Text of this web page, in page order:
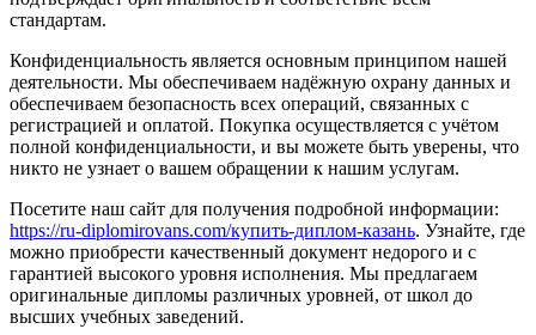
стандартам.
Конфиденциальность является основным принципом нашей
деятельности. Мы обеспечиваем надёжную охрану данных и
обеспечиваем безопасность всех операций, связанных с
регистрацией и оплатой. Покупка осуществляется с учётом
полной конфиденциальности, и вы можете быть уверены, что
никто не узнает о вашем обращении к нашим услугам.
Посетите наш сайт для получения подробной информации:
https://ru-diplomirovans.com/купить-диплом-казань. Узнайте, где
можно приобрести качественный документ недорого и с
гарантией высокого уровня исполнения. Мы предлагаем
оригинальные дипломы различных уровней, от школ до
высших учебных заведений.